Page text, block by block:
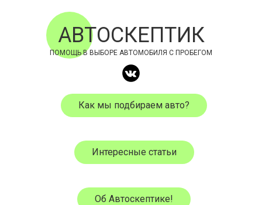
АВТОСКЕПТИК
ПОМОЩЬ В ВЫБОРЕ АВТОМОБИЛЯ С ПРОБЕГОМ
Как мы подбираем авто?
Интересные статьи
Об Автоскептике!